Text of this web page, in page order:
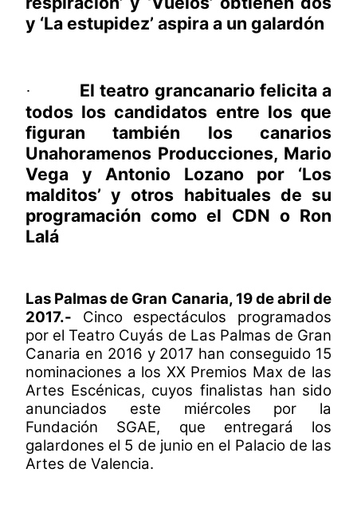
y ‘La estupidez’ aspira a un galardón
·
El teatro grancanario felicita a
todos los candidatos entre los que
figuran también los canarios
Unahoramenos Producciones, Mario
Vega y Antonio Lozano por ‘Los
malditos’ y otros habituales de su
programación como el CDN o Ron
Lalá
Las Palmas de Gran Canaria, 19 de abril de
2017.- Cinco espectáculos programados
por el Teatro Cuyás de Las Palmas de Gran
Canaria en 2016 y 2017 han conseguido 15
nominaciones a los XX Premios Max de las
Artes Escénicas, cuyos finalistas han sido
anunciados este miércoles por la
Fundación SGAE, que entregará los
galardones el 5 de junio en el Palacio de las
Artes de Valencia.